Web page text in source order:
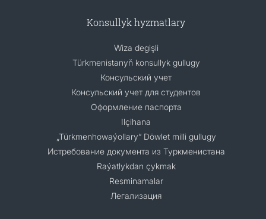
Konsullyk hyzmatlary
Wiza degişli
Türkmenistanyň konsullyk gullugy
Консульский учет
Консульский учет для студентов
Оформление паспорта
Ilçihana
„Türkmenhowaýollary“ Döwlet milli gullugy
Истребование документа из Туркменистана
Raýatlykdan çykmak
Resminamalar
Легализация